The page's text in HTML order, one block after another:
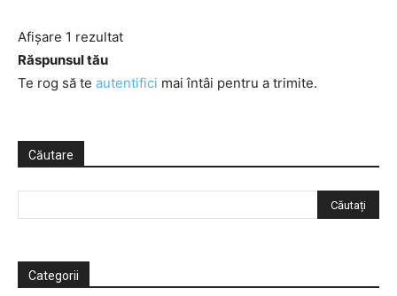
Afișare 1 rezultat
Răspunsul tău
Te rog să te autentifici mai întâi pentru a trimite.
Căutare
Categorii